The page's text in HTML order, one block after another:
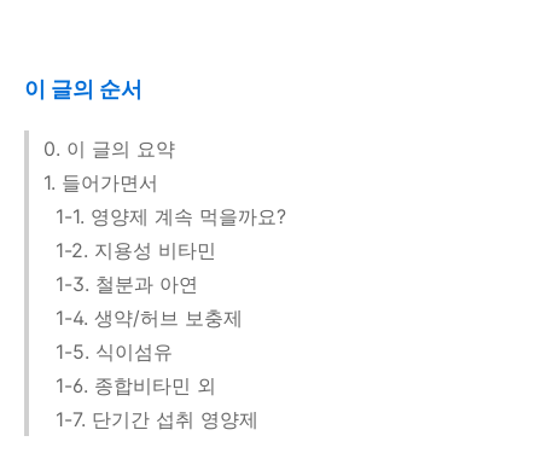
이 글의 순서
0. 이 글의 요약
1. 들어가면서
1-1. 영양제 계속 먹을까요?
1-2. 지용성 비타민
1-3. 철분과 아연
1-4. 생약/허브 보충제
1-5. 식이섬유
1-6. 종합비타민 외
1-7. 단기간 섭취 영양제